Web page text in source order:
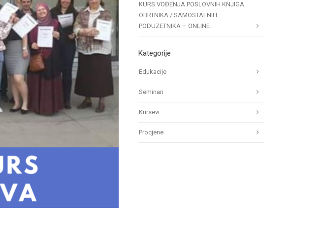
KURS VOĐENJA POSLOVNIH KNJIGA
OBRTNIKA / SAMOSTALNIH
PODUZETNIKA – ONLINE
Kategorije
Edukacije
Seminari
Kursevi
Procjene